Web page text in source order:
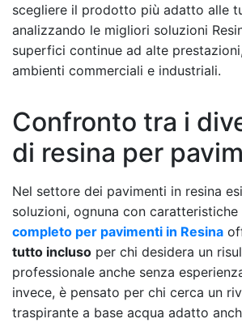
scegliere il prodotto più adatto alle
analizzando le migliori soluzioni
superfici continue ad alte
ambienti commerciali e industriali.
Confronto tra i
di resina per
Nel settore dei pavimenti in resina
soluzioni, ognuna con
completo per pavimenti in Resina
tutto incluso per chi desidera un
professionale anche senza
invece, è pensato per chi cerca un
traspirante a base acqua adatto